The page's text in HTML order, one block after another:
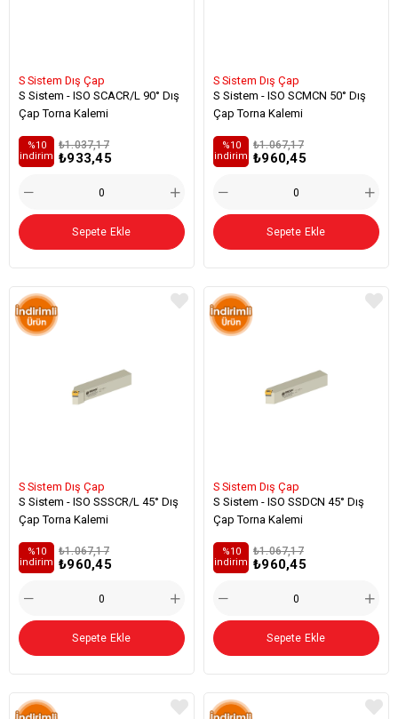
S Sistem Dış Çap
S Sistem - ISO SCACR/L 90° Dış
Çap Torna Kalemi
₺933,45
₺1.037,17
%10
i̇ndirim
Sepete Ekle
S Sistem Dış Çap
S Sistem - ISO SCMCN 50° Dış
Çap Torna Kalemi
₺960,45
₺1.067,17
%10
i̇ndirim
Sepete Ekle
S Sistem Dış Çap
S Sistem - ISO SSSCR/L 45° Dış
Çap Torna Kalemi
₺960,45
₺1.067,17
%10
i̇ndirim
Sepete Ekle
S Sistem Dış Çap
S Sistem - ISO SSDCN 45° Dış
Çap Torna Kalemi
₺960,45
₺1.067,17
%10
i̇ndirim
Sepete Ekle